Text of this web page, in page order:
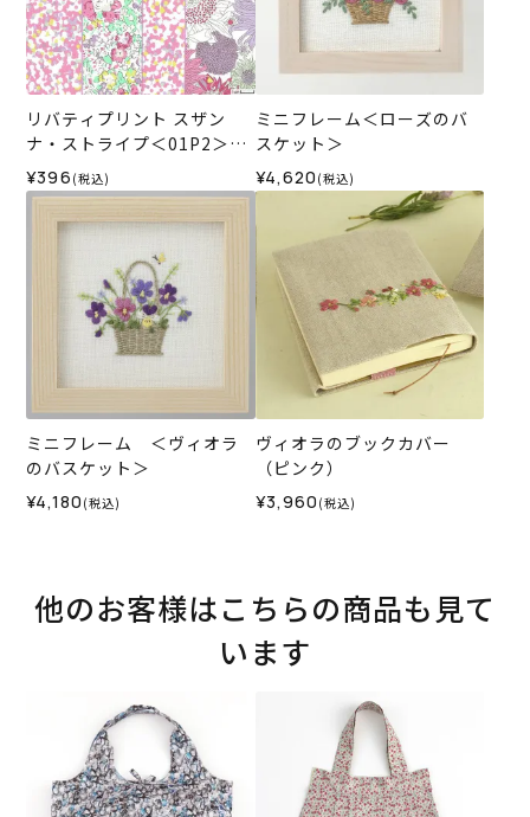
リバティプリント スザン
ナ・ストライプ＜01P2＞生
地 ★復刻色 （ホビーラホビ
ーレオリジナル）2025SS
¥396 (税込)
ミニフレーム＜ローズのバ
スケット＞
¥4,620 (税込)
ミニフレーム ＜ヴィオラ
のバスケット＞
¥4,180 (税込)
ヴィオラのブックカバー
（ピンク）
¥3,960 (税込)
他のお客様はこちらの商品も見て
います